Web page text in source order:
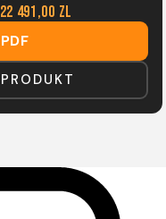
22 491,00 zl